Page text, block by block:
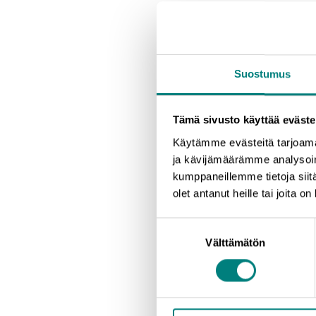
Suostumus
Tämä sivusto käyttää
Käytämme evästeitä
ja kävijämäärämme
kumppaneillemme tietoja
olet antanut heille tai joita
Välttämätön
tarkoitettu kaikille
Tapahtumateollisuus
Sitran asiantuntija Oras
Viivi Firat, Secto Rally
Ilmoittautuminen
Ilmoittauduthan